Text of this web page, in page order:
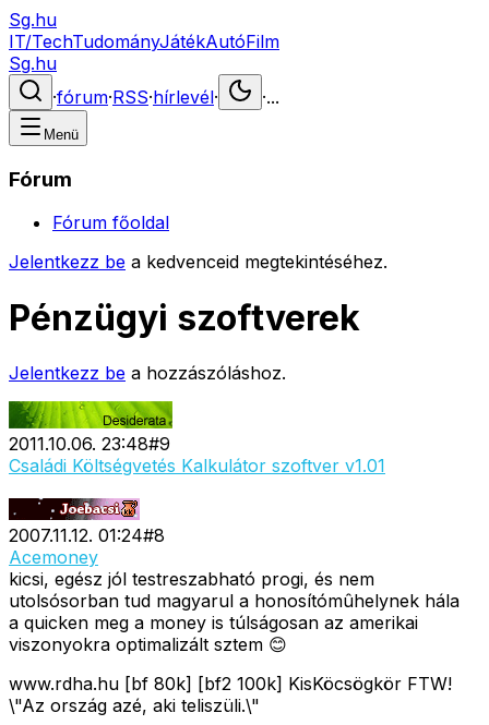
Sg.hu
IT/TechTudományJátékAutóFilm
Sg.hu
·fórum·RSS·hírlevél· ·...
Menü
Fórum
Fórum főoldal
Jelentkezz be a kedvenceid megtekintéséhez.
Pénzügyi szoftverek
Jelentkezz be a hozzászóláshoz.
2011.10.06. 23:48#9
Családi Költségvetés Kalkulátor szoftver v1.01
2007.11.12. 01:24#8
Acemoney
kicsi, egész jól testreszabható progi, és nem
utolsósorban tud magyarul a honosítómûhelynek hála
a quicken meg a money is túlságosan az amerikai
viszonyokra optimalizált sztem 😊
www.rdha.hu [bf 80k] [bf2 100k] KisKöcsögkör FTW!
\"Az ország azé, aki teliszüli.\"